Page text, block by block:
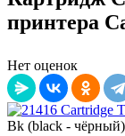
принтера
Нет оценок
Bk (black - чёрный)